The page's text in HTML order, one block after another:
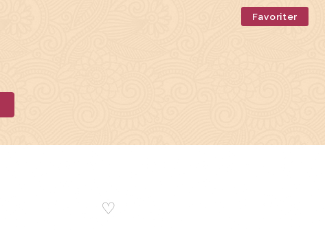
Favoriter
♡